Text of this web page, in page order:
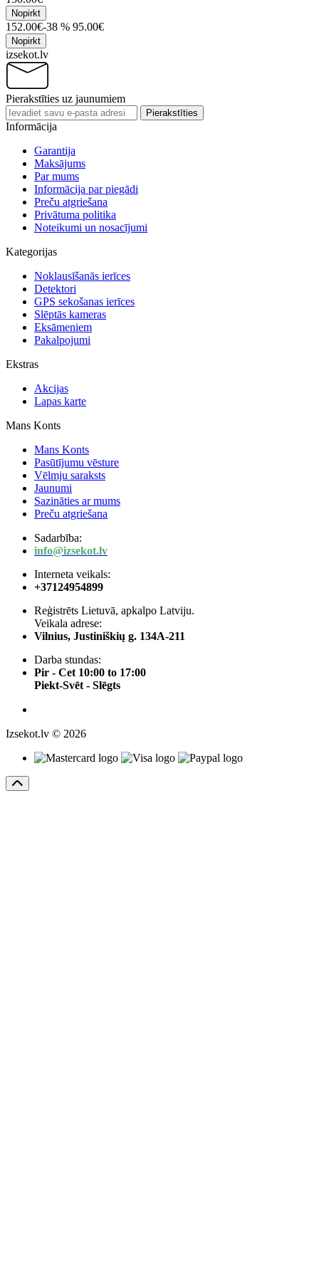
Nopirkt
152.00€-38 % 95.00€
Nopirkt
izsekot.lv
Pierakstīties uz jaunumiem
Pierakstīties
Informācija
Garantija
Maksājums
Par mums
Informācija par piegādi
Preču atgriešana
Privātuma politika
Noteikumi un nosacījumi
Kategorijas
Noklausīšanās ierīces
Detektori
GPS sekošanas ierīces
Slēptās kameras
Eksāmeniem
Pakalpojumi
Ekstras
Akcijas
Lapas karte
Mans Konts
Mans Konts
Pasūtījumu vēsture
Vēlmju saraksts
Jaunumi
Sazināties ar mums
Preču atgriešana
Sadarbība:
info@izsekot.lv
Interneta veikals:
+37124954899
Reģistrēts Lietuvā, apkalpo Latviju.
Veikala adrese:
Vilnius, Justiniškių g. 134A-211
Darba stundas:
Pir - Cet 10:00 to 17:00
Piekt-Svēt - Slēgts
Izsekot.lv © 2026